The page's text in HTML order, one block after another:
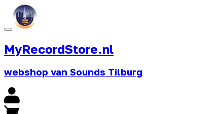
MyRecordStore.nl
webshop van Sounds Tilburg